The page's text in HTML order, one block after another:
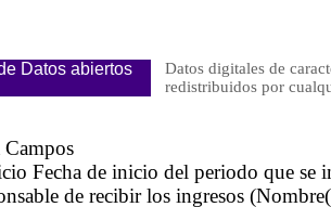
Datos abiertos
Datos digitales de
redistribuidos por
Campos
Fecha de inicio del periodo que se
de recibir los ingresos